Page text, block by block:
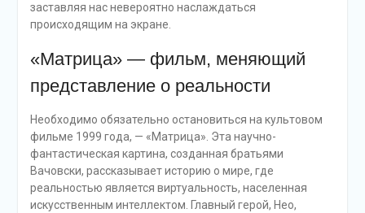
заставляя нас невероятно наслаждаться
происходящим на экране.
«Матрица» — фильм, меняющий
представление о реальности
Необходимо обязательно остановиться на культовом
фильме 1999 года, — «Матрица». Эта научно-
фантастическая картина, созданная братьями
Вачовски, рассказывает историю о мире, где
реальностью является виртуальность, населенная
искусственным интеллектом. Главный герой, Нео,